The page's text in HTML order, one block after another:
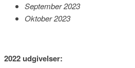
September 2023
Oktober 2023
2022 udgivelser: